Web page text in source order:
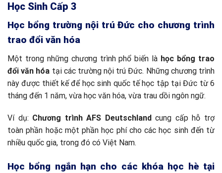
Học Sinh Cấp 3
Học bổng trường nội trú Đức cho chương trình
trao đổi văn hóa
Một trong những chương trình phổ biến là học bổng trao
đổi văn hóa tại các trường nội trú Đức. Những chương trình
này được thiết kế để học sinh quốc tế học tập tại Đức từ 6
tháng đến 1 năm, vừa học văn hóa, vừa trau dồi ngôn ngữ.
Ví dụ: Chương trình AFS Deutschland cung cấp hỗ trợ
toàn phần hoặc một phần học phí cho các học sinh đến từ
nhiều quốc gia, trong đó có Việt Nam.
Học bổng ngắn hạn cho các khóa học hè tại